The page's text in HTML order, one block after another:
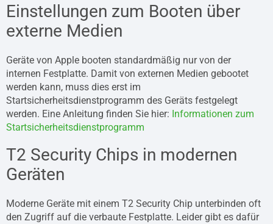
Einstellungen zum Booten über
externe Medien
Geräte von Apple booten standardmäßig nur von der
internen Festplatte. Damit von externen Medien gebootet
werden kann, muss dies erst im
Startsicherheitsdienstprogramm des Geräts festgelegt
werden. Eine Anleitung finden Sie hier: Informationen zum
Startsicherheitsdienstprogramm
T2 Security Chips in modernen
Geräten
Moderne Geräte mit einem T2 Security Chip unterbinden oft
den Zugriff auf die verbaute Festplatte. Leider gibt es dafür